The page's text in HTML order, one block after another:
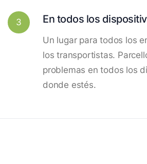
3 En todos los
Un lugar para todos los
los transportistas.
problemas en todos los
donde estés.